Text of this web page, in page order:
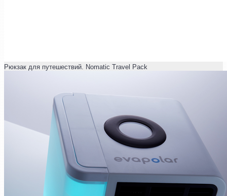
Рюкзак для путешествий. Nomatiс Travel Pack